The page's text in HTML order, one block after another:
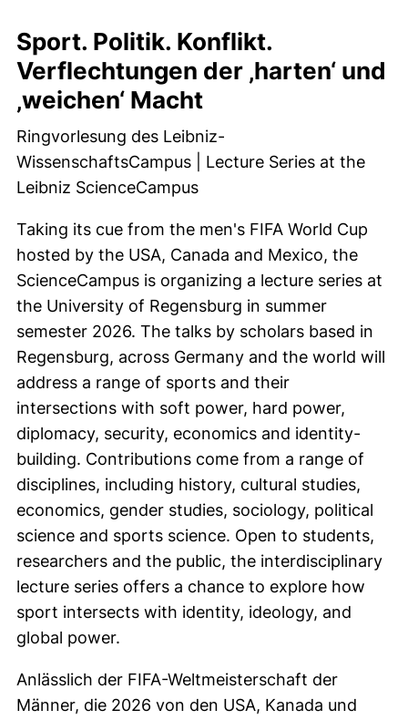
Sport. Politik. Konflikt.
Verflechtungen der ‚harten‘ und
‚weichen‘ Macht
Ringvorlesung des Leibniz-
WissenschaftsCampus | Lecture Series at the
Leibniz ScienceCampus
Taking its cue from the men's FIFA World Cup
hosted by the USA, Canada and Mexico, the
ScienceCampus is organizing a lecture series at
the University of Regensburg in summer
semester 2026. The talks by scholars based in
Regensburg, across Germany and the world will
address a range of sports and their
intersections with soft power, hard power,
diplomacy, security, economics and identity-
building. Contributions come from a range of
disciplines, including history, cultural studies,
economics, gender studies, sociology, political
science and sports science. Open to students,
researchers and the public, the interdisciplinary
lecture series offers a chance to explore how
sport intersects with identity, ideology, and
global power.
Anlässlich der FIFA-Weltmeisterschaft der
Männer, die 2026 von den USA, Kanada und